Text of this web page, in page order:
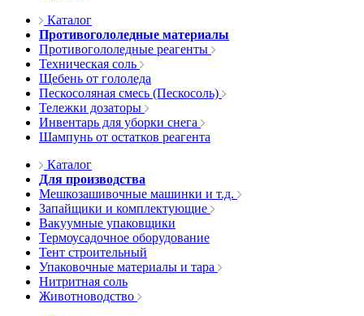
Каталог
Противогололедные материалы
Противогололедные реагенты
Техническая соль
Щебень от гололеда
Пескосоляная смесь (Пескосоль)
Тележки дозаторы
Инвентарь для уборки снега
Шампунь от остатков реагента
Каталог
Для производства
Мешкозашивочные машинки и т.д.
Запайщики и комплектующие
Вакуумные упаковщики
Термоусадочное оборудование
Тент строительный
Упаковочные материалы и тара
Нитритная соль
Животноводство